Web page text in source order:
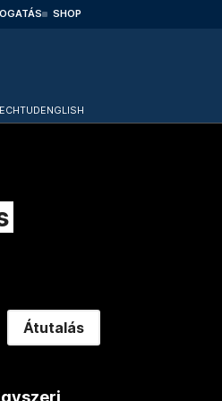
SHOP
ENGLISH
Átutalás